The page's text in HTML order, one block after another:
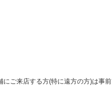
ご来店する方(特に遠方の方)は事前